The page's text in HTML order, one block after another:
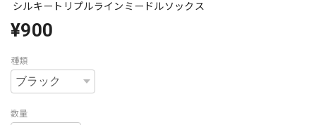
シルキートリプルラインミードルソックス
¥900
種類
数量